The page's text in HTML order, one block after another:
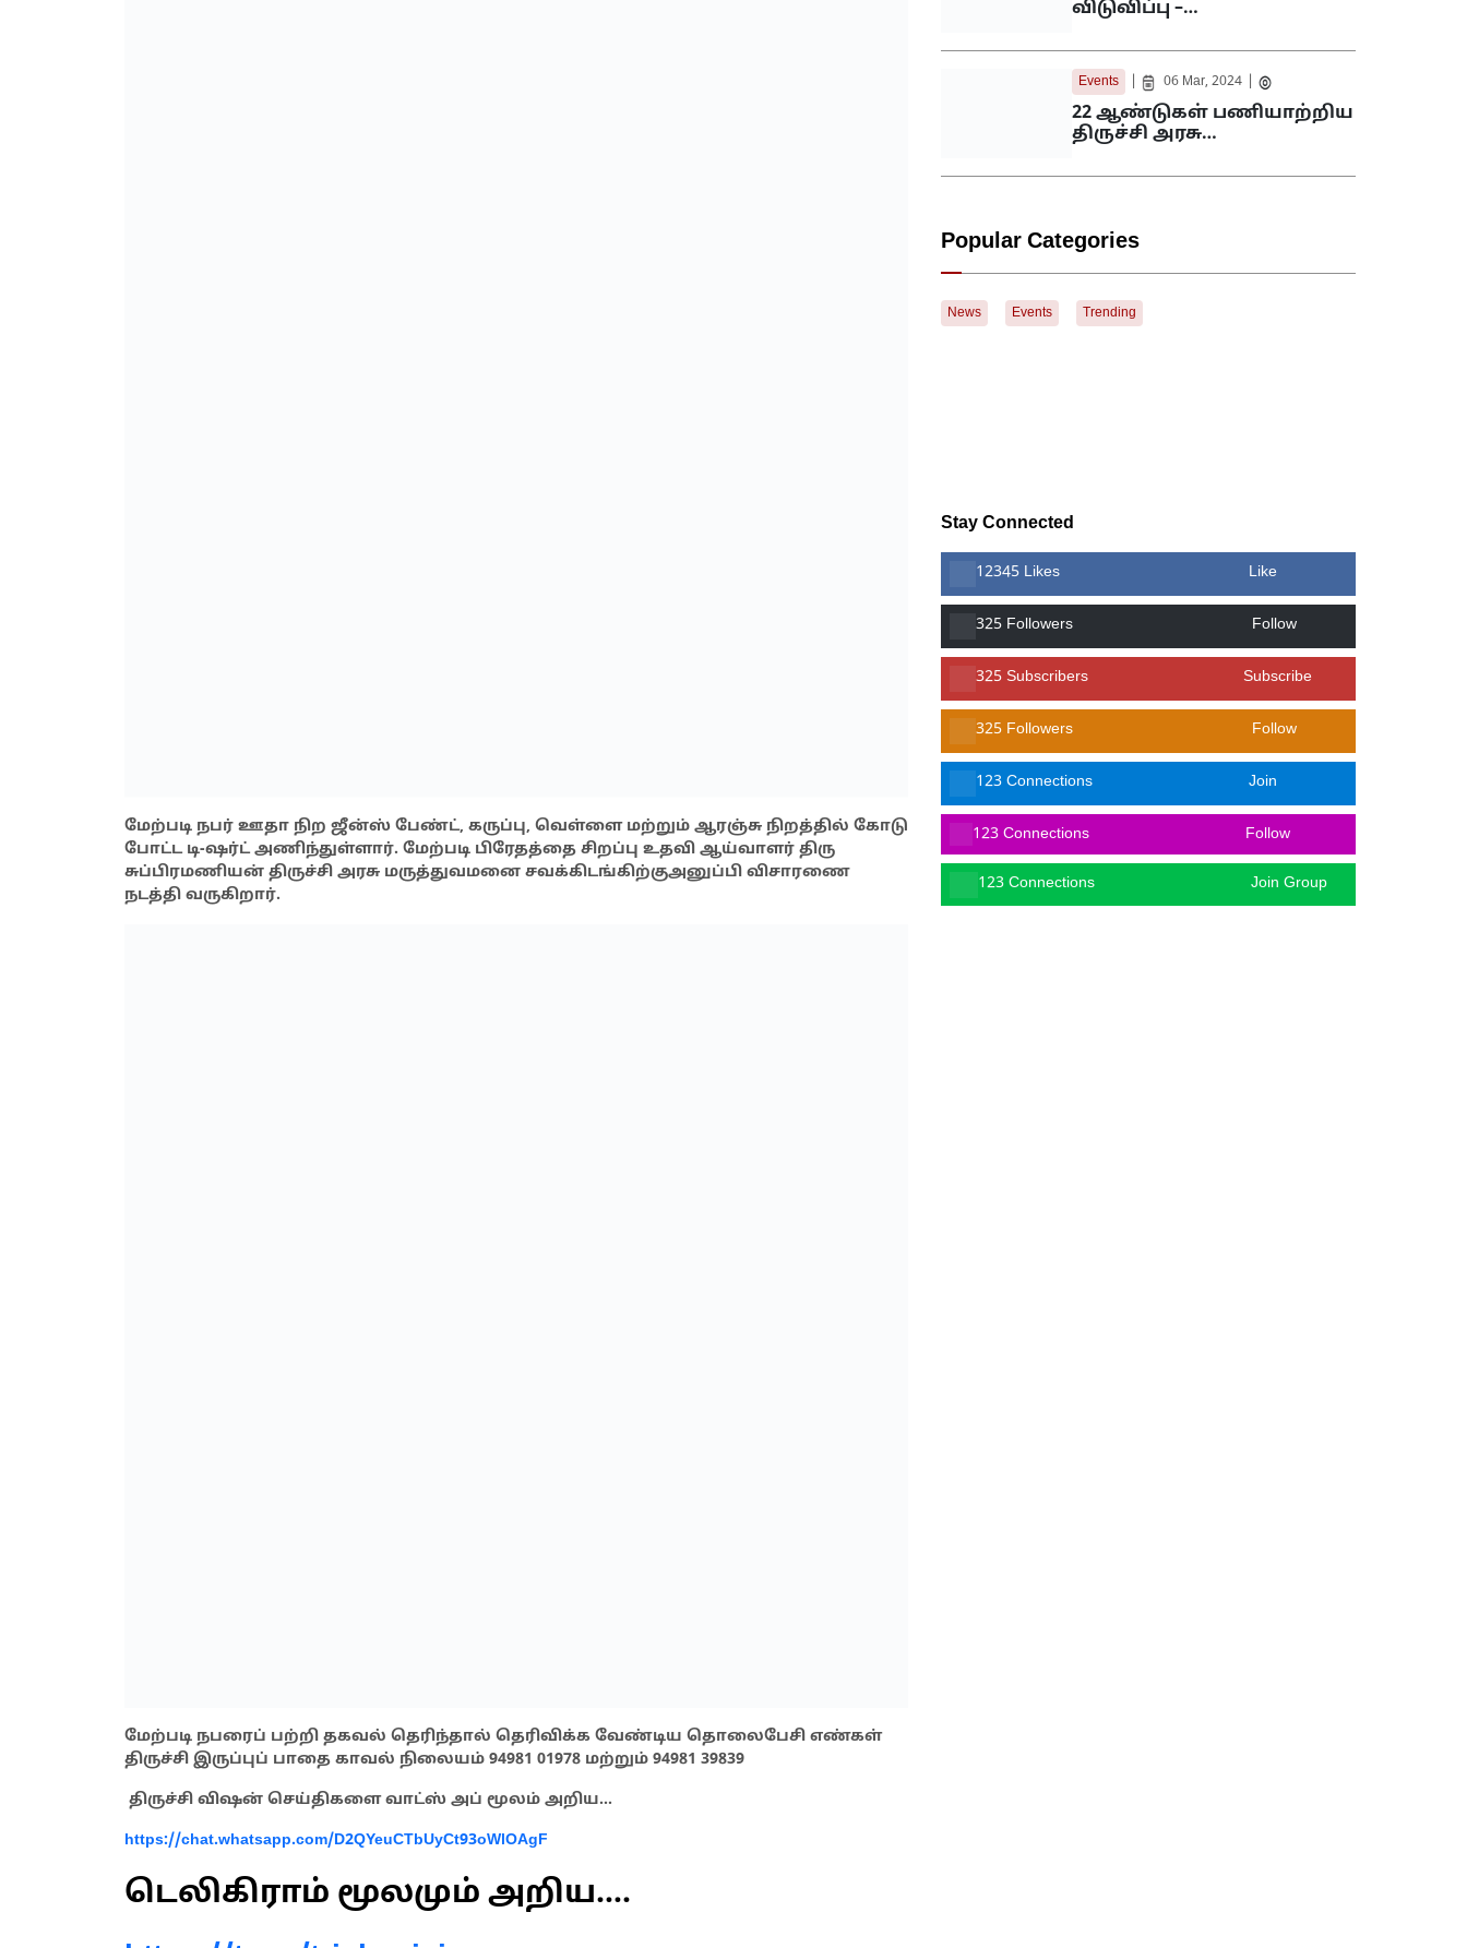
மேற்படி நபர் ஊதா நிற ஜீன்ஸ் பேண்ட், கருப்பு, வெள்ளை மற்றும் ஆரஞ்சு நிறத்தில் கோடு
போட்ட டி-ஷர்ட் அணிந்துள்ளார். மேற்படி பிரேதத்தை சிறப்பு உதவி ஆய்வாளர் திரு
சுப்பிரமணியன் திருச்சி அரசு மருத்துவமனை சவக்கிடங்கிற்குஅனுப்பி விசாரணை
நடத்தி வருகிறார்.
மேற்படி நபரைப் பற்றி தகவல் தெரிந்தால் தெரிவிக்க வேண்டிய தொலைபேசி எண்கள்
திருச்சி இருப்புப் பாதை காவல் நிலையம் 94981 01978 மற்றும் 94981 39839
திருச்சி விஷன் செய்திகளை வாட்ஸ் அப் மூலம் அறிய…
https://chat.whatsapp.com/D2QYeuCTbUyCt93oWlOAgF
டெலிகிராம் மூலமும் அறிய….
விடுவிப்பு –…
Events 06 Mar, 2024
22 ஆண்டுகள் பணியாற்றிய
திருச்சி அரசு…
Popular Categories
News Events Trending
Stay Connected
12345 Likes Like
325 Followers Follow
325 Subscribers Subscribe
325 Followers Follow
123 Connections Join
123 Connections Follow
123 Connections Join Group